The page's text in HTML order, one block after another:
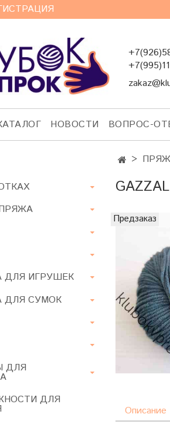
НОВОСТИ ВОПРОС-
Предзаказ
Описание
ДЛЯ ИГРУШЕК
ДЛЯ СУМОК
ДЛЯ
ДЛЯ